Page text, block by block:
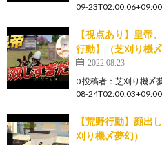
09-
【視点あり】皇帝
行動】（芝刈り機〆
2022.08.23
0 投稿者：芝刈り機〆
08-
【荒野行動】顔出
刈り機〆夢幻）